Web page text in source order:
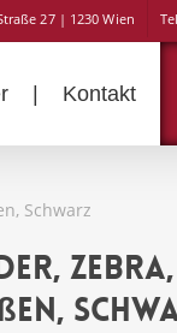
27 | 1230 Wien
| Kontakt
Schwarz
Zebra,